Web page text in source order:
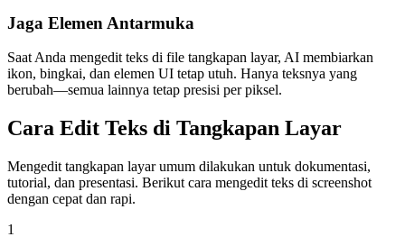
Jaga Elemen Antarmuka
Saat Anda mengedit teks di file tangkapan layar, AI membiarkan
ikon, bingkai, dan elemen UI tetap utuh. Hanya teksnya yang
berubah—semua lainnya tetap presisi per piksel.
Cara Edit Teks di Tangkapan Layar
Mengedit tangkapan layar umum dilakukan untuk dokumentasi,
tutorial, dan presentasi. Berikut cara mengedit teks di screenshot
dengan cepat dan rapi.
1